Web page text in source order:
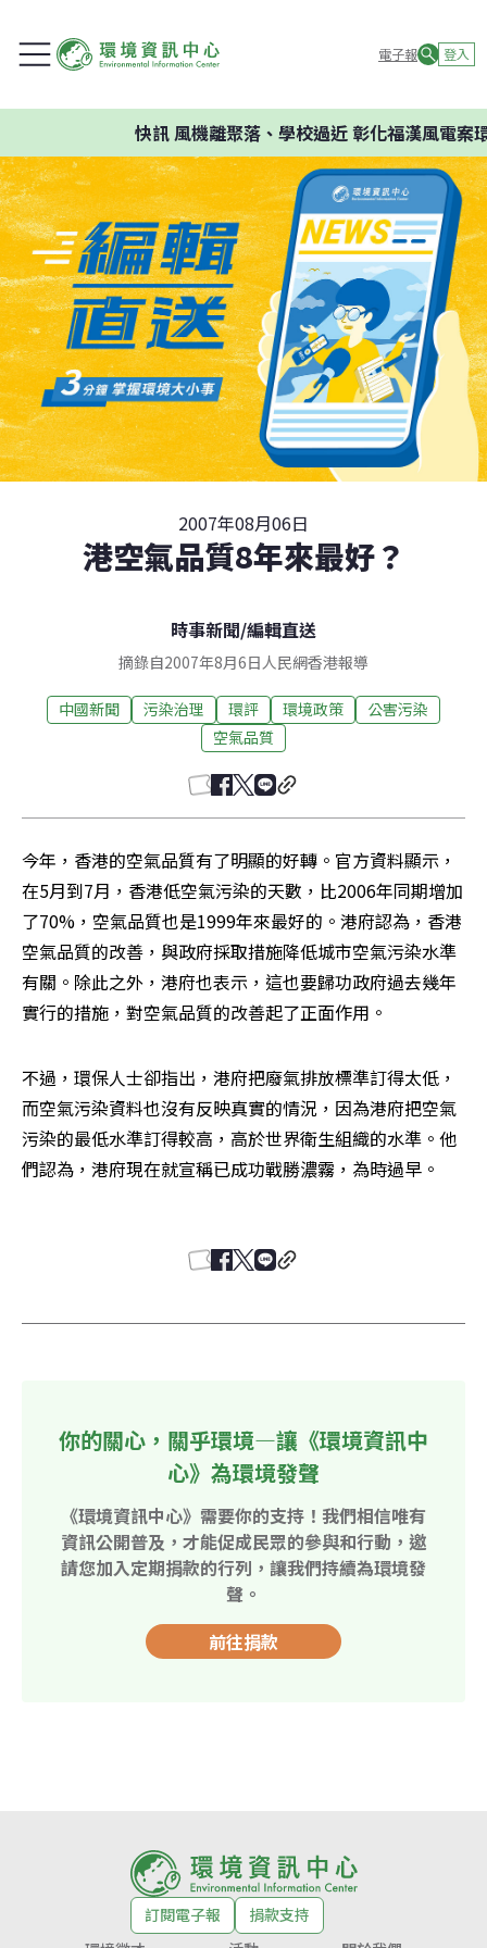
電子報 登入
快訊風機離聚落、學校過近 彰化福漢風電案環
2007年08月06日
港空氣品質8年來最好？
時事新聞/編輯直送
摘錄自2007年8月6日人民網香港報導
中國新聞 污染治理 環評 環境政策
公害污染
空氣品質
今年，香港的空氣品質有了明顯的好轉。官方資料顯示，
在5月到7月，香港低空氣污染的天數，比2006年同期增加
了70%，空氣品質也是1999年來最好的。港府認為，香港
空氣品質的改善，與政府採取措施降低城市空氣污染水準
有關。除此之外，港府也表示，這也要歸功政府過去幾年
實行的措施，對空氣品質的改善起了正面作用。
不過，環保人士卻指出，港府把廢氣排放標準訂得太低，
而空氣污染資料也沒有反映真實的情況，因為港府把空氣
污染的最低水準訂得較高，高於世界衛生組織的水準。他
們認為，港府現在就宣稱已成功戰勝濃霧，為時過早。
你的關心，關乎環境—讓《環境資訊中
心》為環境發聲
《環境資訊中心》需要你的支持！我們相信唯有
資訊公開普及，才能促成民眾的參與和行動，邀
請您加入定期捐款的行列，讓我們持續為環境發
聲。
前往捐款
訂閱電子報
捐款支持